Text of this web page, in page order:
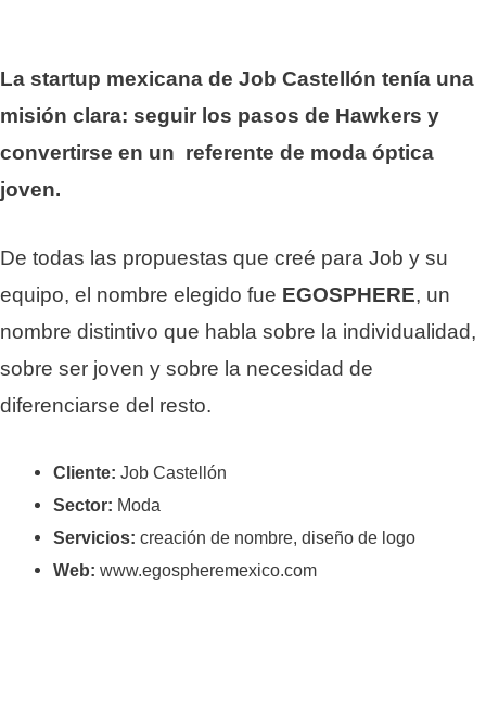
La startup mexicana de Job Castellón tenía una
misión clara: seguir los pasos de Hawkers y
convertirse en un referente de moda óptica
joven.
De todas las propuestas que creé para Job y su
equipo, el nombre elegido fue EGOSPHERE, un
nombre distintivo que habla sobre la individualidad,
sobre ser joven y sobre la necesidad de
diferenciarse del resto.
Cliente: Job Castellón
Sector: Moda
Servicios: creación de nombre, diseño de logo
Web: www.egospheremexico.com